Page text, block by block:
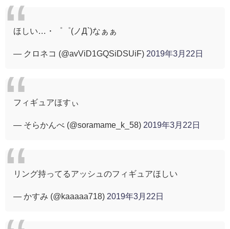
ほしい…・゜゜(ノД`)なぁぁ
— クロネコ (@avViD1GQSiDSUiF) 2019年3月22日
フィギュアほすぃ
— そらかんべ (@soramame_k_58) 2019年3月22日
リング持ってるアッシュのフィギュアほしい
— かすみ (@kaaaaa718) 2019年3月22日